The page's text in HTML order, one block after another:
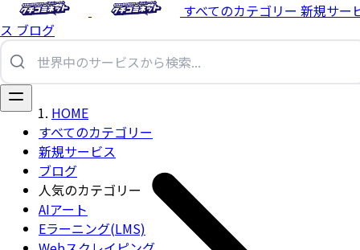
すべてのカテゴリー 新規サー
ス ブログ
すべてのカテゴリー
新規サービス
ブログ
人気のカテゴリー
AIアート
Eラーニング(LMS)
HOME